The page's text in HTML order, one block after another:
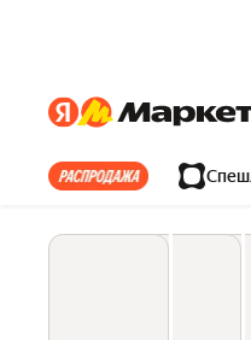
ЯндексЯндекс
Все хиты
Дом Ремонт